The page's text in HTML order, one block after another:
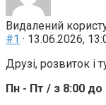
Видалений
#1 · 13.06.2026,
Друзі, розвиток і
Пн - Пт / з 8:00 до